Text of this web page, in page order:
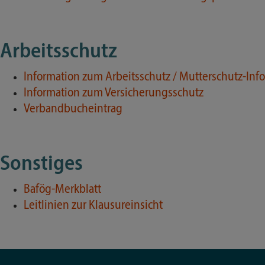
Arbeitsschutz
Information zum Arbeitsschutz / Mutterschutz-
Information zum Versicherungsschutz
Verbandbucheintrag
Sonstiges
Bafög-Merkblatt
Leitlinien zur Klausureinsicht